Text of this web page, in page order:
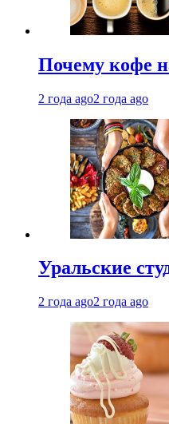
Почему кофе
2 года ago2 года ago
Уральские
2 года ago2 года ago